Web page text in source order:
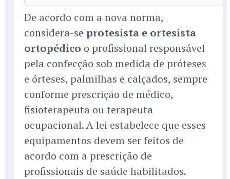
De acordo com a nova norma,
considera-se protesista e ortesista
ortopédico o profissional responsável
pela confecção sob medida de próteses
e órteses, palmilhas e calçados, sempre
conforme prescrição de médico,
fisioterapeuta ou terapeuta
ocupacional. A lei estabelece que esses
equipamentos devem ser feitos de
acordo com a prescrição de
profissionais de saúde habilitados.